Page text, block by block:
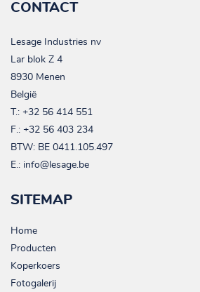
CONTACT
Lesage Industries nv
Lar blok Z 4
8930 Menen
België
T.: +32 56 414 551
F.: +32 56 403 234
BTW: BE 0411.105.497
E.: info@lesage.be
SITEMAP
Home
Producten
Koperkoers
Fotogalerij